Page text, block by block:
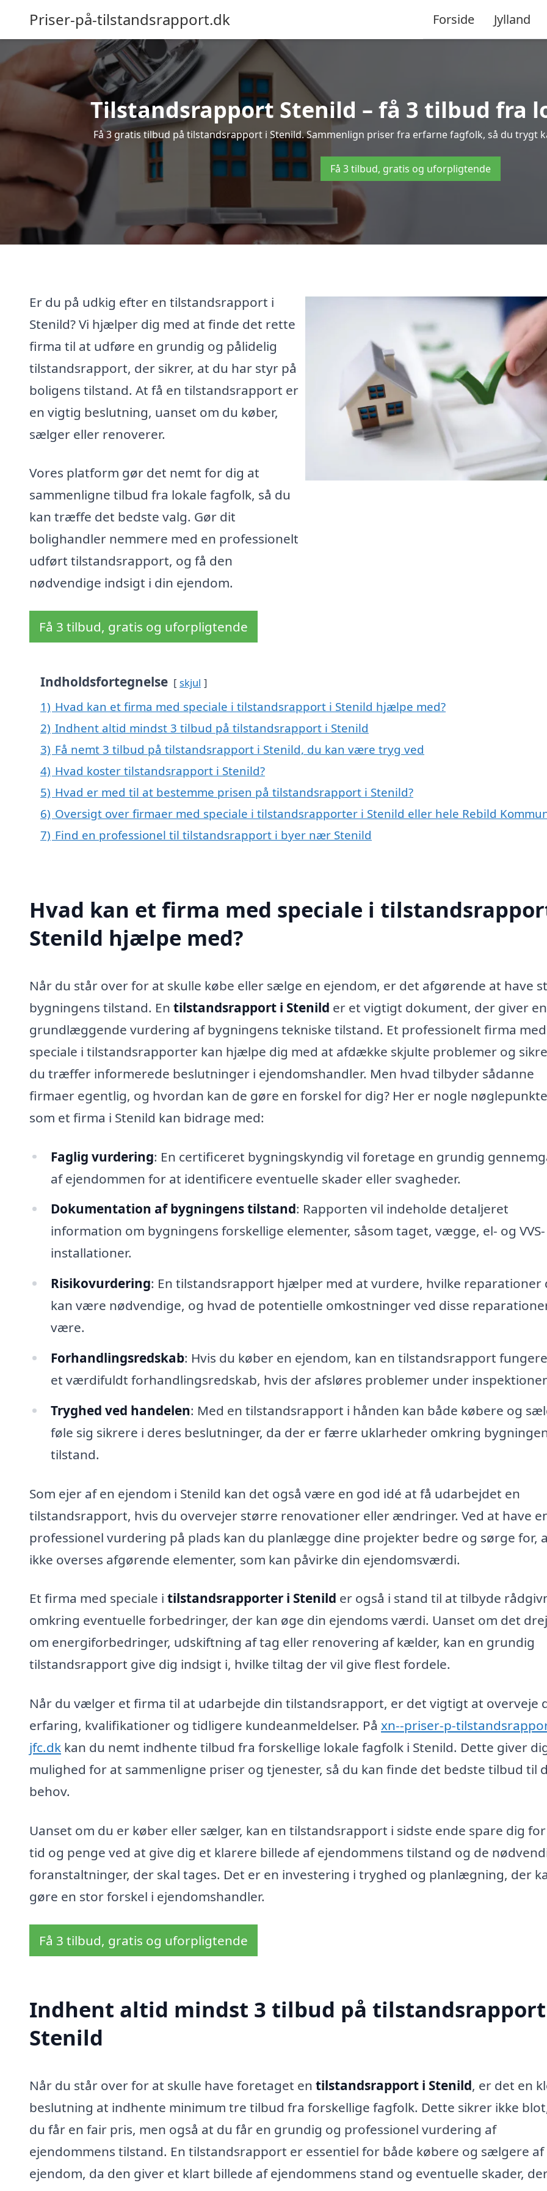
Priser-på-tilstandsrapport.dk Forside Jylland
Tilstandsrapport Stenild – få 3 tilbud fra
Få 3 gratis tilbud på tilstandsrapport i Stenild. Sammenlign priser fra erfarne fagfolk, så du trygt
Få 3 tilbud, gratis og uforpligtende
Er du på udkig efter en tilstandsrapport i
Stenild? Vi hjælper dig med at finde det rette
firma til at udføre en grundig og pålidelig
tilstandsrapport, der sikrer, at du har styr på
boligens tilstand. At få en tilstandsrapport er
en vigtig beslutning, uanset om du køber,
sælger eller renoverer.
Vores platform gør det nemt for dig at
sammenligne tilbud fra lokale fagfolk, så du
kan træffe det bedste valg. Gør dit
bolighandler nemmere med en professionelt
udført tilstandsrapport, og få den
nødvendige indsigt i din ejendom.
Få 3 tilbud, gratis og uforpligtende
Indholdsfortegnelse skjul
1) Hvad kan et firma med speciale i tilstandsrapport i Stenild hjælpe med?
2) Indhent altid mindst 3 tilbud på tilstandsrapport i Stenild
3) Få nemt 3 tilbud på tilstandsrapport i Stenild, du kan være tryg ved
4) Hvad koster tilstandsrapport i Stenild?
5) Hvad er med til at bestemme prisen på tilstandsrapport i Stenild?
6) Oversigt over firmaer med speciale i tilstandsrapporter i Stenild eller hele Rebild
7) Find en professionel til tilstandsrapport i byer nær Stenild
Hvad kan et firma med speciale i
Stenild hjælpe med?
Når du står over for at skulle købe eller sælge en ejendom, er det afgørende at have
bygningens tilstand. En tilstandsrapport i Stenild er et vigtigt dokument, der giver en
grundlæggende vurdering af bygningens tekniske tilstand. Et professionelt firma med
speciale i tilstandsrapporter kan hjælpe dig med at afdække skjulte problemer og
du træffer informerede beslutninger i ejendomshandler. Men hvad tilbyder sådanne
firmaer egentlig, og hvordan kan de gøre en forskel for dig? Her er nogle
som et firma i Stenild kan bidrage med:
Faglig vurdering: En certificeret bygningskyndig vil foretage en grundig
af ejendommen for at identificere eventuelle skader eller svagheder.
Dokumentation af bygningens tilstand: Rapporten vil indeholde detaljeret
information om bygningens forskellige elementer, såsom taget, vægge, el- og VVS-
installationer.
Risikovurdering: En tilstandsrapport hjælper med at vurdere, hvilke reparationer
kan være nødvendige, og hvad de potentielle omkostninger ved disse
være.
Forhandlingsredskab: Hvis du køber en ejendom, kan en tilstandsrapport
et værdifuldt forhandlingsredskab, hvis der afsløres problemer under
Tryghed ved handelen: Med en tilstandsrapport i hånden kan både købere og
føle sig sikrere i deres beslutninger, da der er færre uklarheder omkring
tilstand.
Som ejer af en ejendom i Stenild kan det også være en god idé at få udarbejdet en
tilstandsrapport, hvis du overvejer større renovationer eller ændringer. Ved at have
professionel vurdering på plads kan du planlægge dine projekter bedre og sørge for,
ikke overses afgørende elementer, som kan påvirke din ejendomsværdi.
Et firma med speciale i tilstandsrapporter i Stenild er også i stand til at tilbyde
omkring eventuelle forbedringer, der kan øge din ejendoms værdi. Uanset om det
om energiforbedringer, udskiftning af tag eller renovering af kælder, kan en grundig
tilstandsrapport give dig indsigt i, hvilke tiltag der vil give flest fordele.
Når du vælger et firma til at udarbejde din tilstandsrapport, er det vigtigt at overveje
erfaring, kvalifikationer og tidligere kundeanmeldelser. På xn--priser-p-
jfc.dk kan du nemt indhente tilbud fra forskellige lokale fagfolk i Stenild. Dette giver
mulighed for at sammenligne priser og tjenester, så du kan finde det bedste tilbud til
behov.
Uanset om du er køber eller sælger, kan en tilstandsrapport i sidste ende spare dig
tid og penge ved at give dig et klarere billede af ejendommens tilstand og de
foranstaltninger, der skal tages. Det er en investering i tryghed og planlægning, der
gøre en stor forskel i ejendomshandler.
Få 3 tilbud, gratis og uforpligtende
Indhent altid mindst 3 tilbud på
Stenild
Når du står over for at skulle have foretaget en tilstandsrapport i Stenild, er det en
beslutning at indhente minimum tre tilbud fra forskellige fagfolk. Dette sikrer ikke
du får en fair pris, men også at du får en grundig og professionel vurdering af
ejendommens tilstand. En tilstandsrapport er essentiel for både købere og sælgere
ejendom, da den giver et klart billede af ejendommens stand og eventuelle skader,